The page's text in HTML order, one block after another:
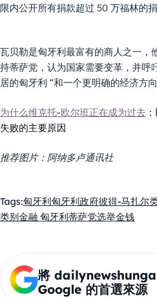
限内公开所有捐款超过 50 万福林的捐
瓦贝勒是匈牙利最富有的商人之一，
持蒂萨党，认为国家需要变革，并呼
居的匈牙利 “和一个更明确的经济方向
为什么维克托-欧尔班正在成为过去
失败的主要原因
推荐图片：阿纳多卢通讯社
Tags:匈牙利匈牙利政府彼得-马扎尔
类别金融 匈牙利蒂萨党选举金钱
將
Google 的首選來源